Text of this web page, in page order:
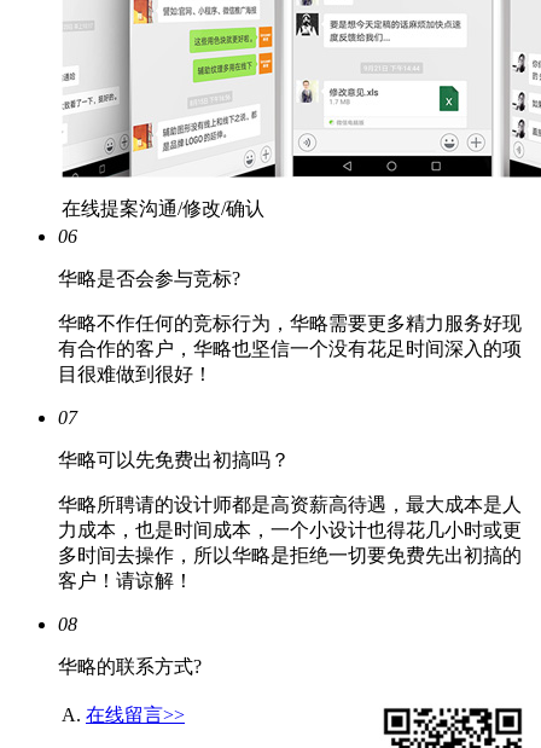
在线提案沟通/修改/确认
06
华略是否会参与竞标?
华略不作任何的竞标行为，华略需要更多精力服务好现
有合作的客户，华略也坚信一个没有花足时间深入的项
目很难做到很好！
07
华略可以先免费出初搞吗？
华略所聘请的设计师都是高资薪高待遇，最大成本是人
力成本，也是时间成本，一个小设计也得花几小时或更
多时间去操作，所以华略是拒绝一切要免费先出初搞的
客户！请谅解！
08
华略的联系方式?
A. 在线留言>>